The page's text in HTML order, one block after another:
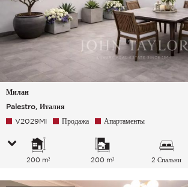
Милан
Palestro, Италия
V2029MI Продажа Апартаменты
200 m² 200 m² 2 Спальни